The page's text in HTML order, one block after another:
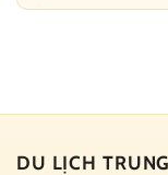
DU LỊCH